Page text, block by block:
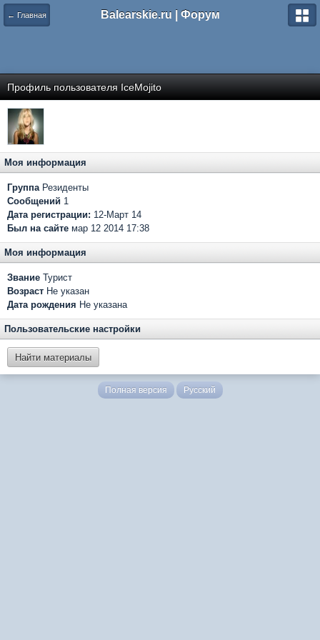
← Главная Balearskie.ru | Форум
Профиль пользователя IceMojito
Моя информация
ГруппаРезиденты
Сообщений 1
Дата регистрации: 12-Март 14
Был на сайте мар 12 2014 17:38
Моя информация
Звание Турист
Возраст Не указан
Дата рождения Не указана
Пользовательские настройки
Найти материалы
Полная версия Русский